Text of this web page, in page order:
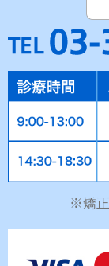
※矯正